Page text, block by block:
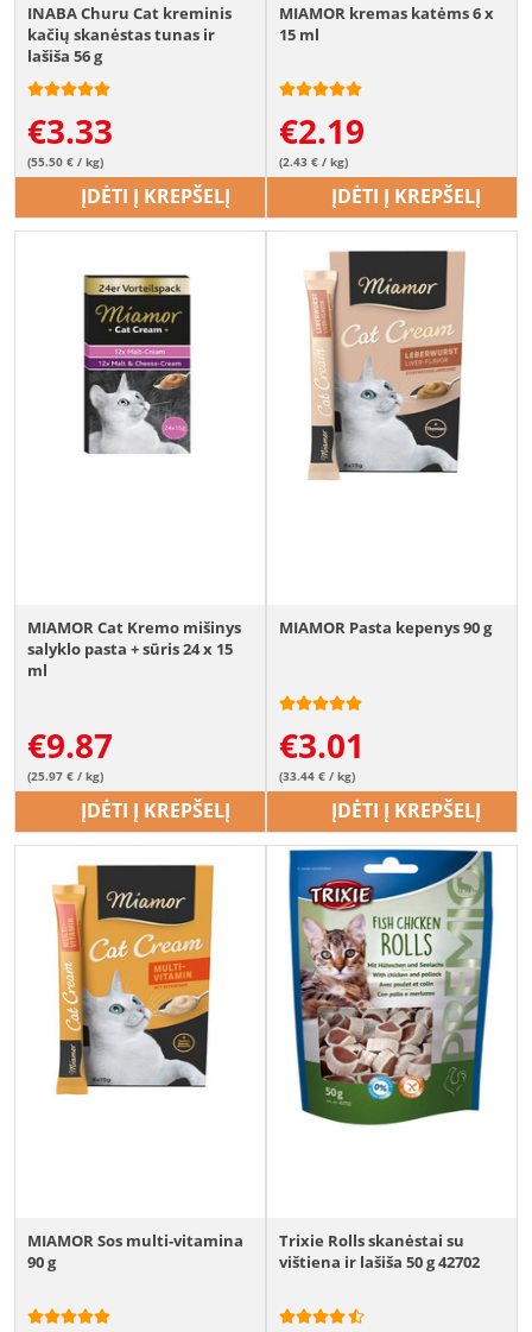
INABA Churu Cat kreminis
kačių skanėstas tunas ir
lašiša 56 g
€3.33
(55.50 € / kg)
ĮDĖTI Į KREPŠELĮ
MIAMOR kremas katėms 6 x
15 ml
€2.19
(2.43 € / kg)
ĮDĖTI Į KREPŠELĮ
MIAMOR Cat Kremo mišinys
salyklo pasta + sūris 24 x 15
ml
€9.87
(25.97 € / kg)
ĮDĖTI Į KREPŠELĮ
MIAMOR Pasta kepenys 90 g
€3.01
(33.44 € / kg)
ĮDĖTI Į KREPŠELĮ
MIAMOR Sos multi-vitamina
90 g
Trixie Rolls skanėstai su
vištiena ir lašiša 50 g 42702